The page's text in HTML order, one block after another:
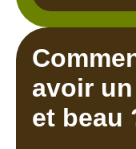
avoir
et beau